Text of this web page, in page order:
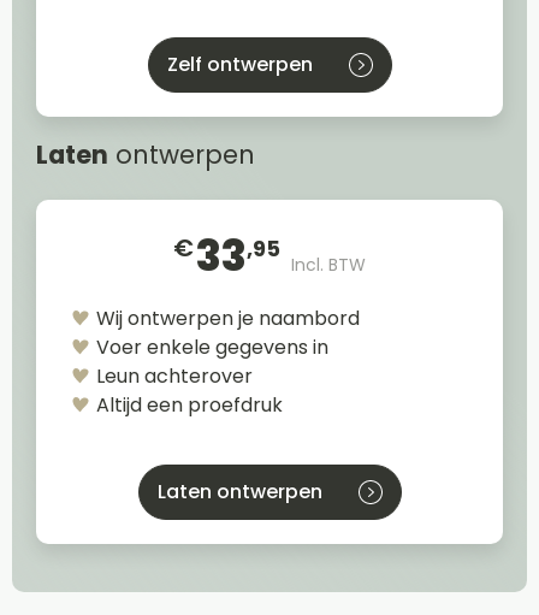
Zelf ontwerpen
Laten ontwerpen
€33,95
Incl. BTW
Wij ontwerpen je naambord
Voer enkele gegevens in
Leun achterover
Altijd een proefdruk
Laten ontwerpen